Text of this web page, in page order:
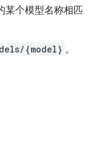
某个模型名称相匹
{model} 。